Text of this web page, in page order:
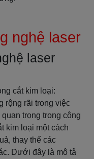
nghệ laser
laser
cắt kim loại:
rộng rãi trong việc
trọng trong công
kim loại một cách
thay thế các
Dưới đây là mô tả